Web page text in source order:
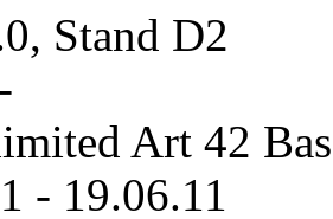
Stand D2
Art 42
- 19.06.11